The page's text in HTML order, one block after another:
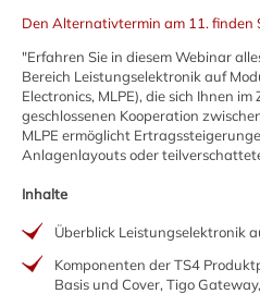
Den Alternativtermin am 11. finden
"Erfahren Sie in diesem Webinar
Bereich Leistungselektronik auf
Electronics, MLPE), die sich Ihnen
geschlossenen Kooperation
MLPE ermöglicht
Anlagenlayouts oder
Inhalte
Überblick Leistungselektronik
Komponenten der TS4
Basis und Cover, Tigo